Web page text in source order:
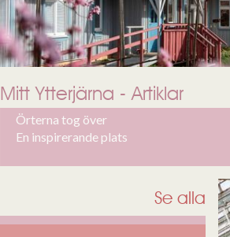
Mitt Ytterjärna - Artiklar
Örterna tog över
En inspirerande plats
Se alla